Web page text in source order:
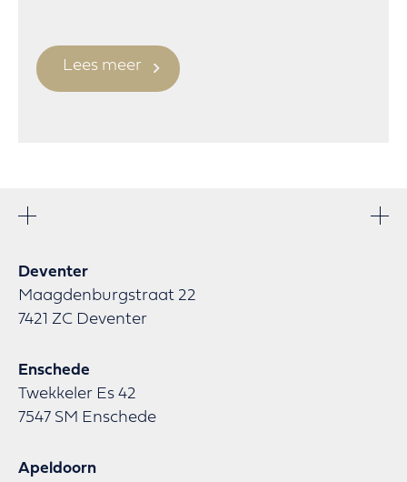
Lees meer
Deventer
Maagdenburgstraat 22
7421 ZC Deventer
Enschede
Twekkeler Es 42
7547 SM Enschede
Apeldoorn